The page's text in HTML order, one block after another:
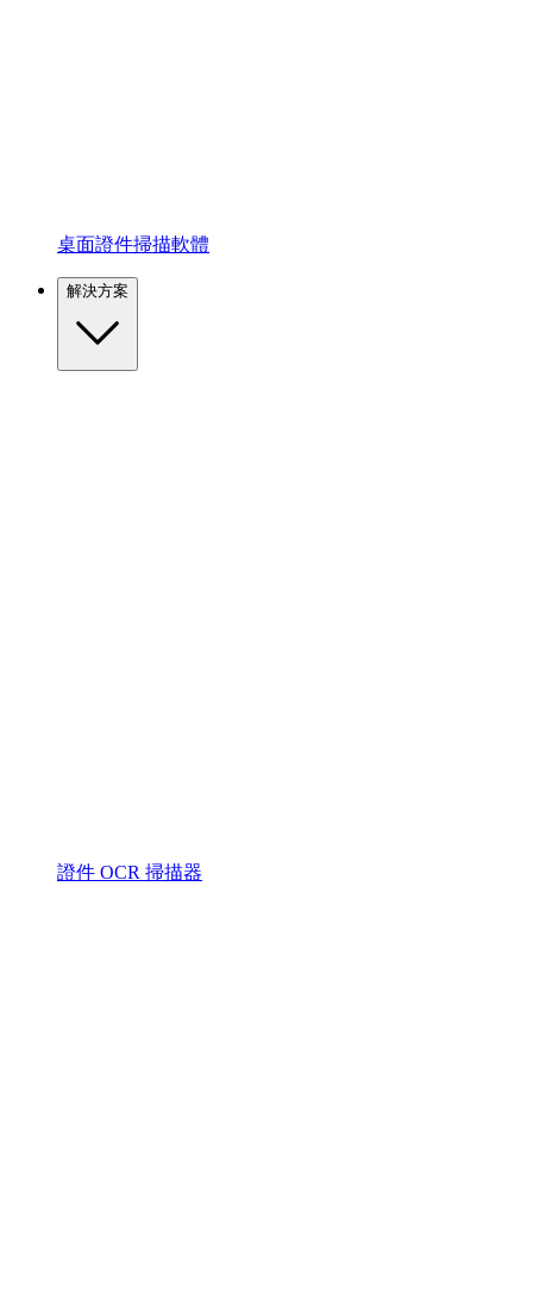
桌面證件掃描軟體
解決方案
證件 OCR 掃描器